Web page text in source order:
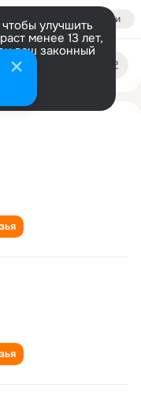
Войти
улучшить
менее 13 лет,
ваш законный